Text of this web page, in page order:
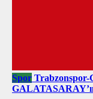
Spor Trabzonspor-